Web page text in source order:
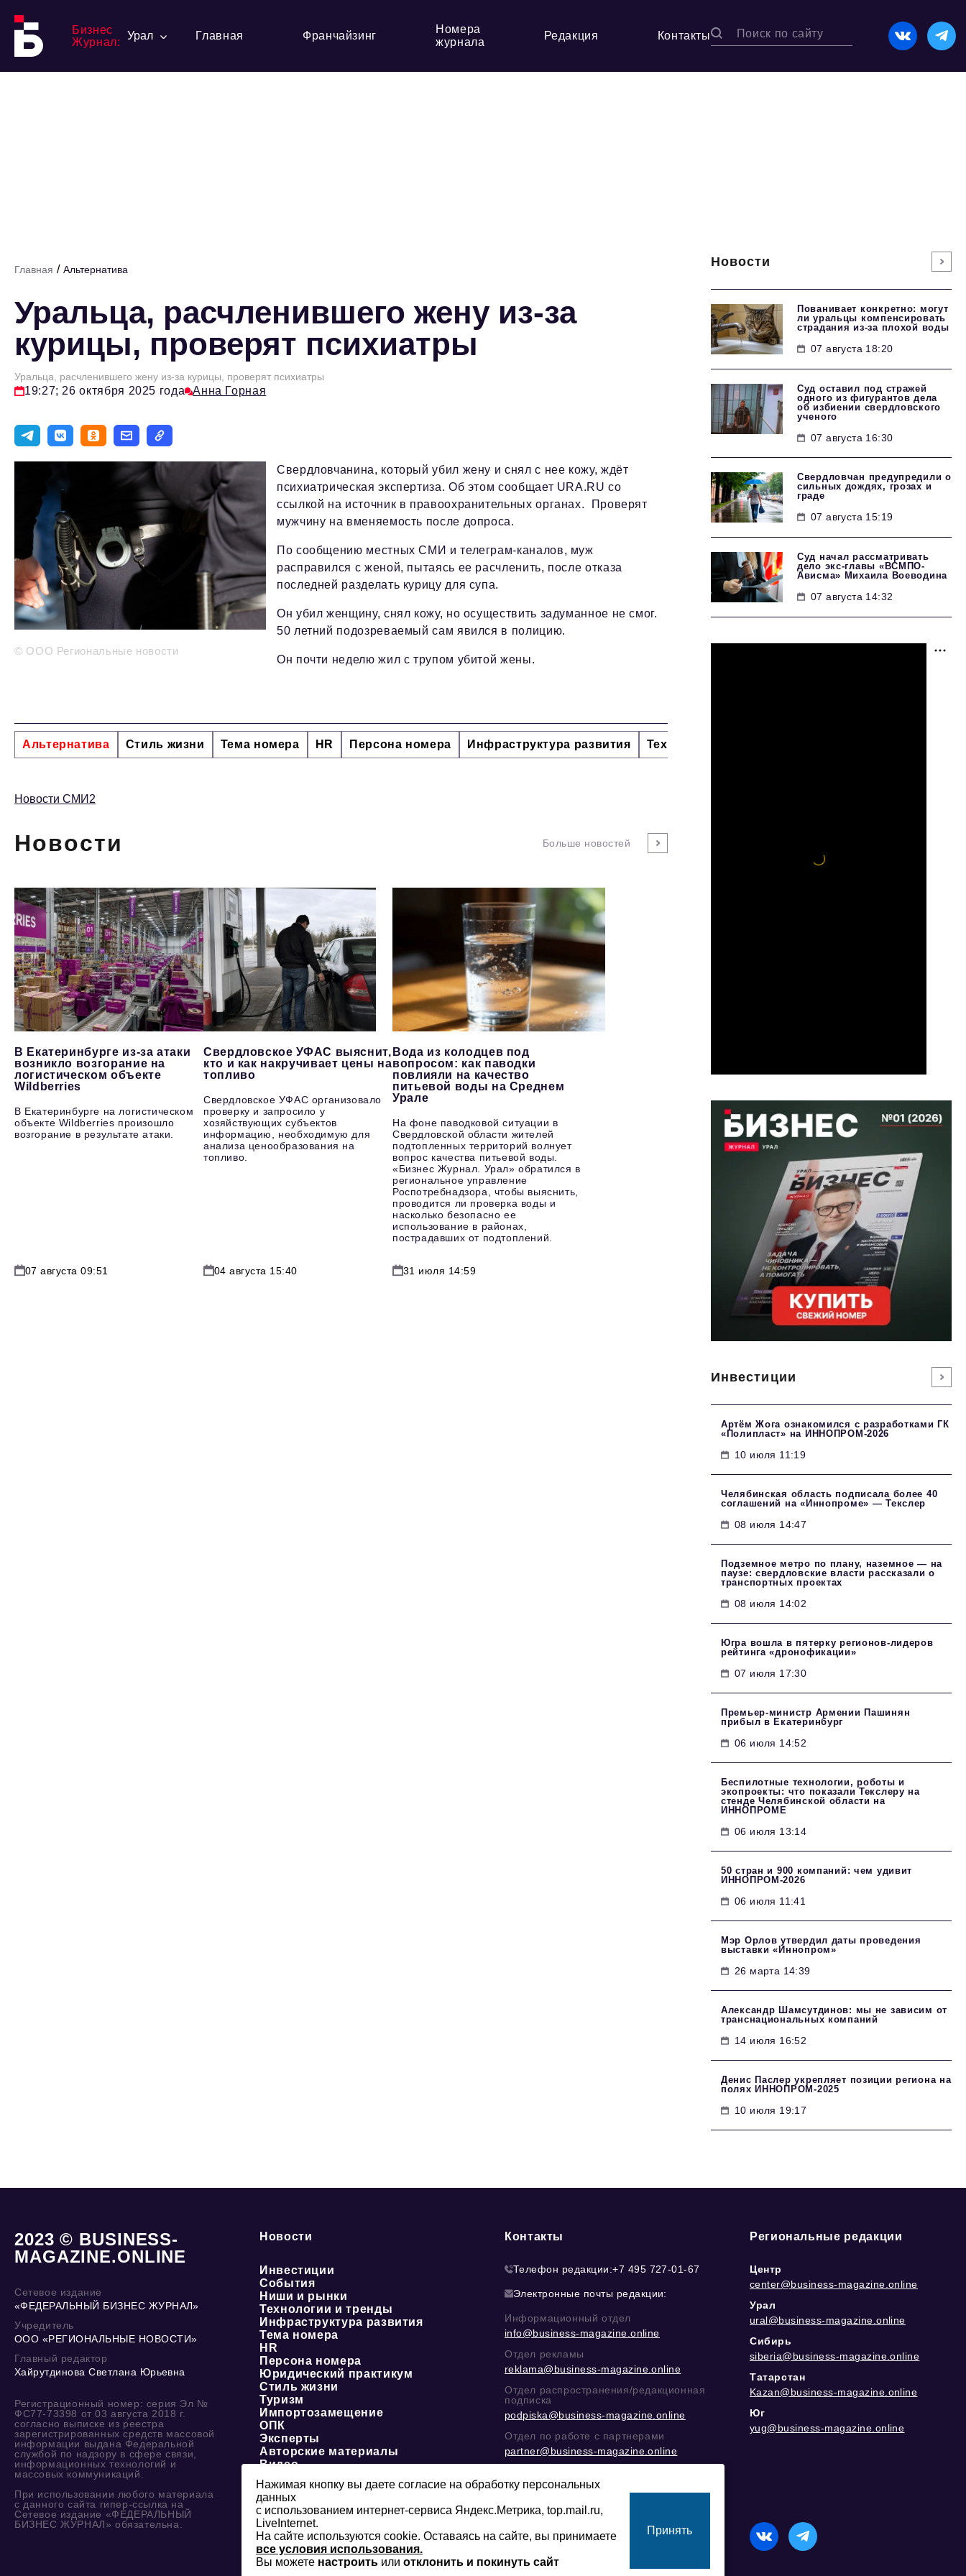
Бизнес
Журнал:
Урал Главная Франчайзинг
Номера
журнала
Редакция Контакты
Главная / Альтернатива
Уральца, расчленившего жену из-за
курицы, проверят психиатры
Уральца, расчленившего жену из-за курицы, проверят психиатры
19:27; 26 октября 2025 года Анна Горная
© ООО Региональные новости
Свердловчанина, который убил жену и снял с нее кожу, ждёт
психиатрическая экспертиза. Об этом сообщает URA.RU со
ссылкой на источник в правоохранительных органах. Проверят
мужчину на вменяемость после допроса.
По сообщению местных СМИ и телеграм-каналов, муж
расправился с женой, пытаясь ее расчленить, после отказа
последней разделать курицу для супа.
Он убил женщину, снял кожу, но осуществить задуманное не смог.
50 летний подозреваемый сам явился в полицию.
Он почти неделю жил с трупом убитой жены.
Альтернатива Стиль жизни Тема номера HR Персона номера Инфраструктура развития Технологии и тренды
Новости СМИ2
Новости Больше новостей
В Екатеринбурге из-за атаки
возникло возгорание на
логистическом объекте
Wildberries
В Екатеринбурге на логистическом
объекте Wildberries произошло
возгорание в результате атаки.
07 августа 09:51
Свердловское УФАС выяснит,
кто и как накручивает цены на
топливо
Свердловское УФАС организовало
проверку и запросило у
хозяйствующих субъектов
информацию, необходимую для
анализа ценообразования на
топливо.
04 августа 15:40
Вода из колодцев под
вопросом: как паводки
повлияли на качество
питьевой воды на Среднем
Урале
На фоне паводковой ситуации в
Свердловской области жителей
подтопленных территорий волнует
вопрос качества питьевой воды.
«Бизнес Журнал. Урал» обратился в
региональное управление
Роспотребнадзора, чтобы выяснить,
проводится ли проверка воды и
насколько безопасно ее
использование в районах,
пострадавших от подтоплений.
31 июля 14:59
Новости
Пованивает конкретно: могут
ли уральцы компенсировать
страдания из-за плохой воды
07 августа 18:20
Суд оставил под стражей
одного из фигурантов дела
об избиении свердловского
ученого
07 августа 16:30
Свердловчан предупредили о
сильных дождях, грозах и
граде
07 августа 15:19
Суд начал рассматривать
дело экс-главы «ВСМПО-
Ависма» Михаила Воеводина
07 августа 14:32
Инвестиции
Артём Жога ознакомился с разработками ГК
«Полипласт» на ИННОПРОМ-2026
10 июля 11:19
Челябинская область подписала более 40
соглашений на «Иннопроме» — Текслер
08 июля 14:47
Подземное метро по плану, наземное — на
паузе: свердловские власти рассказали о
транспортных проектах
08 июля 14:02
Югра вошла в пятерку регионов-лидеров
рейтинга «дронофикации»
07 июля 17:30
Премьер-министр Армении Пашинян
прибыл в Екатеринбург
06 июля 14:52
Беспилотные технологии, роботы и
экопроекты: что показали Текслеру на
стенде Челябинской области на
ИННОПРОМЕ
06 июля 13:14
50 стран и 900 компаний: чем удивит
ИННОПРОМ‑2026
06 июля 11:41
Мэр Орлов утвердил даты проведения
выставки «Иннопром»
26 марта 14:39
Александр Шамсутдинов: мы не зависим от
транснациональных компаний
14 июля 16:52
Денис Паслер укрепляет позиции региона на
полях ИННОПРОМ-2025
10 июля 19:17
2023 © BUSINESS-
MAGAZINE.ONLINE
Сетевое издание
«ФЕДЕРАЛЬНЫЙ БИЗНЕС ЖУРНАЛ»
Учредитель
ООО «РЕГИОНАЛЬНЫЕ НОВОСТИ»
Главный редактор
Хайрутдинова Светлана Юрьевна
Регистрационный номер: серия Эл №
ФС77-73398 от 03 августа 2018 г.
согласно выписке из реестра
зарегистрированных средств массовой
информации выдана Федеральной
службой по надзору в сфере связи,
информационных технологий и
массовых коммуникаций.
При использовании любого материала
с данного сайта гипер-ссылка на
Сетевое издание «ФЕДЕРАЛЬНЫЙ
БИЗНЕС ЖУРНАЛ» обязательна.
Новости
Инвестиции
События
Ниши и рынки
Технологии и тренды
Инфраструктура развития
Тема номера
HR
Персона номера
Юридический практикум
Стиль жизни
Туризм
Импортозамещение
ОПК
Эксперты
Авторские материалы
Видео
Контакты
Телефон редакции:+7 495 727-01-67
Электронные почты редакции:
Информационный отдел
info@business-magazine.online
Отдел рекламы
reklama@business-magazine.online
Отдел распространения/редакционная
подписка
podpiska@business-magazine.online
Отдел по работе с партнерами
partner@business-magazine.online
@mazovилиMAX
16+
Сайт может содержать контент, не предназначенный для лиц
младше 16-ти лет.
Региональные редакции
Центр
center@business-magazine.online
Урал
ural@business-magazine.online
Сибирь
siberia@business-magazine.online
Татарстан
Kazan@business-magazine.online
Юг
yug@business-magazine.online
Нажимая кнопку вы даете согласие на обработку персональных
данных
с использованием интернет-сервиса Яндекс.Метрика, top.mail.ru,
LiveInternet.
На сайте используются cookie. Оставаясь на сайте, вы принимаете
все условия использования.
Вы можете настроить или отклонить и покинуть сайт
Принять